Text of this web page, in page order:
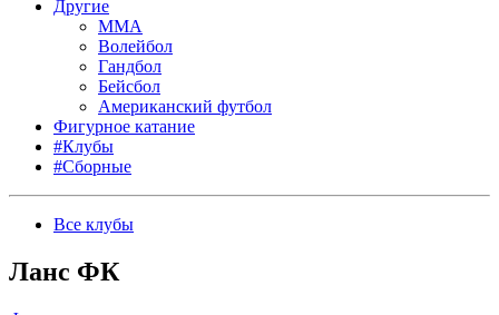
Другие
MMA
Волейбол
Гандбол
Бейсбол
Американский футбол
Фигурное катание
#Клубы
#Сборные
Все клубы
Ланс ФК